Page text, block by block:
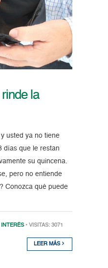
la
usted ya no tiene
días que le restan
su quincena.
pero no entiende
Conozca qué puede
INTERÉS • VISITAS: 3071
LEER MÁS